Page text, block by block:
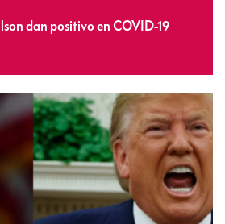
dan positivo en COVID-19